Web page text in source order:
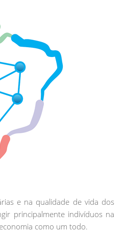
e na qualidade de vida dos
principalmente indivíduos na
como um todo.